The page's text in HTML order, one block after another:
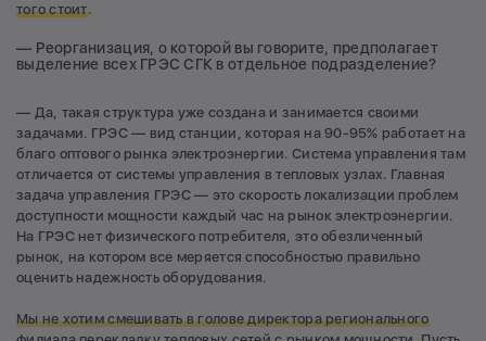
того стоит.
— Реорганизация, о которой вы говорите, предполагает
выделение всех ГРЭС СГК в отдельное подразделение?
— Да, такая структура уже создана и занимается своими
задачами. ГРЭС — вид станции, которая на 90-95% работает на
благо оптового рынка электроэнергии. Система управления там
отличается от системы управления в тепловых узлах. Главная
задача управления ГРЭС — это скорость локализации проблем
доступности мощности каждый час на рынок электроэнергии.
На ГРЭС нет физического потребителя, это обезличенный
рынок, на котором все меряется способностью правильно
оценить надежность оборудования.
Мы не хотим смешивать в голове директора регионального